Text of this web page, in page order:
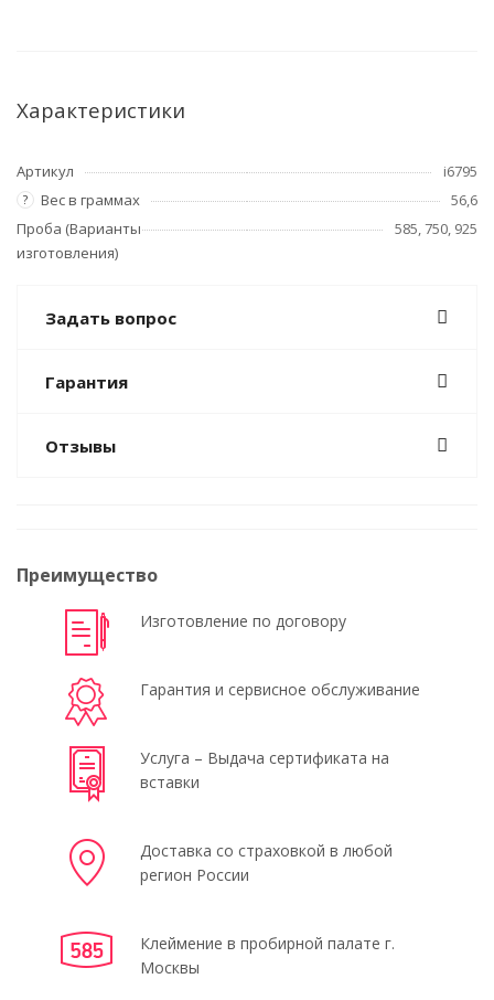
Характеристики
Артикул i6795
? Вес в граммах
56,6
Проба (Варианты
изготовления)
585, 750, 925
Задать вопрос
Гарантия
Отзывы
Преимущество
Изготовление по договору
Гарантия и сервисное обслуживание
Услуга – Выдача сертификата на
вставки
Доставка со страховкой в любой
регион России
Клеймение в пробирной палате г.
Москвы